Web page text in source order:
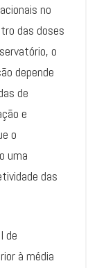
no
das doses
o
depende
de
e
o
uma
das
de
à média